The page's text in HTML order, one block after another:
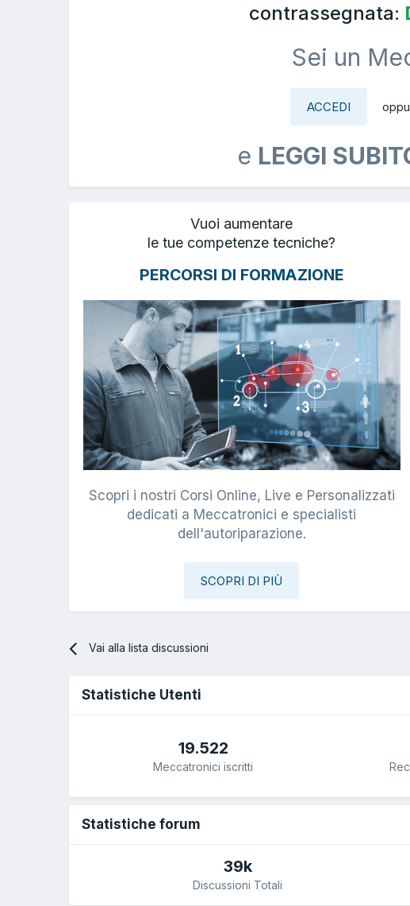
contrassegnata:
Sei un
ACCEDI
e LEGGI
Vuoi aumentare
le tue competenze tecniche?
PERCORSI DI FORMAZIONE
Scopri i nostri Corsi Online, Live e Personalizzati
dedicati a Meccatronici e specialisti
dell'autoriparazione.
SCOPRI DI PIÙ
Vai alla lista discussioni
Statistiche Utenti
19.522
Meccatronici iscritti
Statistiche forum
39k
Discussioni Totali